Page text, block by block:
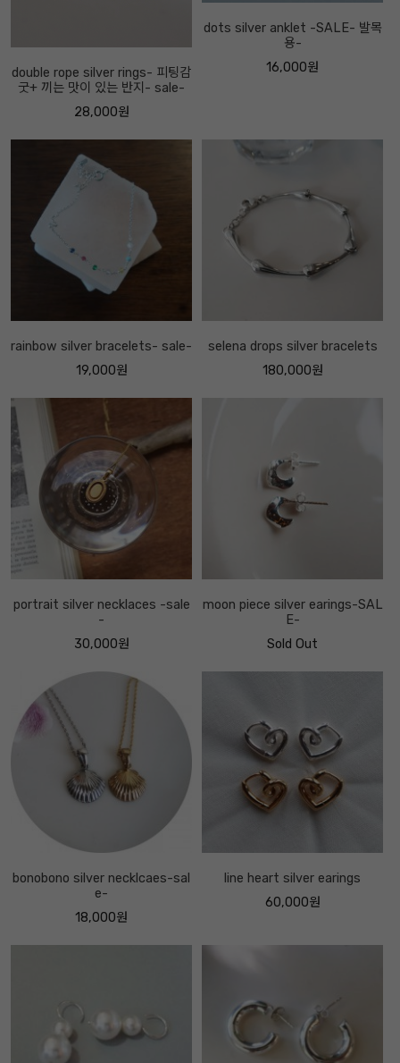
double rope silver rings- 피팅감
굿+ 끼는 맛이 있는 반지- sale-
28,000원
dots silver anklet -SALE- 발목
용-
16,000원
rainbow silver bracelets- sale-
19,000원
selena drops silver bracelets
180,000원
portrait silver necklaces -sale
-
30,000원
moon piece silver earings-SAL
E-
Sold Out
bonobono silver necklcaes-sal
e-
18,000원
line heart silver earings
60,000원